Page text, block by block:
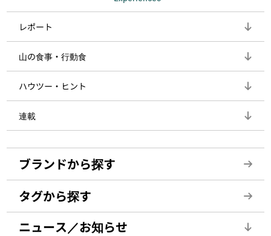
レポート
山の食事・行動食
ハウツー・ヒント
連載
ブランドから探す
タグから探す
ニュース／お知らせ